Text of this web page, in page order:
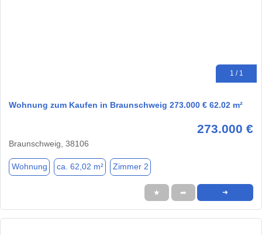
1 / 1
Wohnung zum Kaufen in Braunschweig 273.000 € 62.02 m²
273.000 €
Braunschweig, 38106
Wohnung ca. 62,02 m² Zimmer 2
★ ➦ ➜